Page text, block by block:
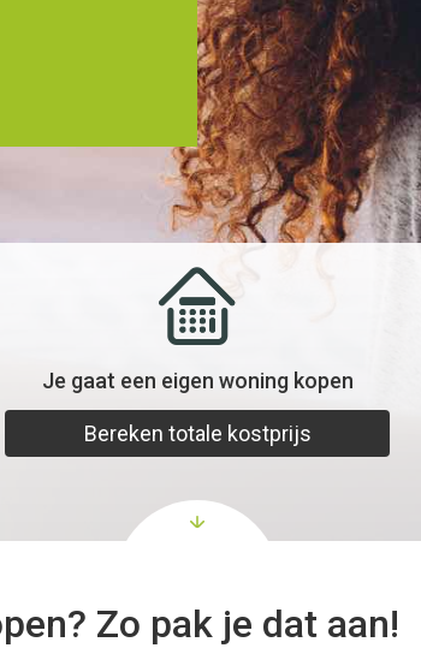
Je gaat een eigen woning kopen
Bereken totale kostprijs
Zo pak je dat aan!